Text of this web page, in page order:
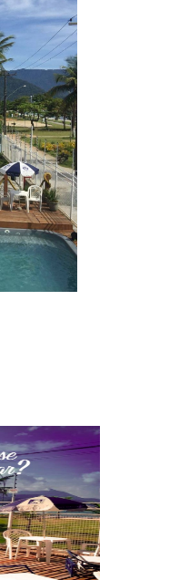
hospede fiel
hotel e nossos...